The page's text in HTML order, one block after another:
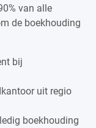
van alle
de boekhouding
bij
uit regio
boekhouding